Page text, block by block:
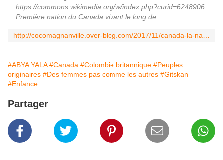
https://commons.wikimedia.org/w/index.php?curid=6248906
Première nation du Canada vivant le long de
#ABYA YALA #Canada #Colombie britannique #Peuples
originaires #Des femmes pas comme les autres #Gitskan
#Enfance
Partager